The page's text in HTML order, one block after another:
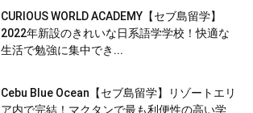
CURIOUS WORLD ACADEMY【セブ島留学】
2022年新設のきれいな日系語学学校！快適な
生活で勉強に集中でき...
Cebu Blue Ocean【セブ島留学】リゾートエリ
ア内で完結！マクタンで最も利便性の高い学